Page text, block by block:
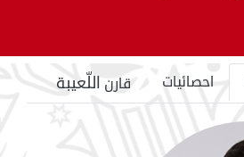
احصائيات قارن اللّعيبة